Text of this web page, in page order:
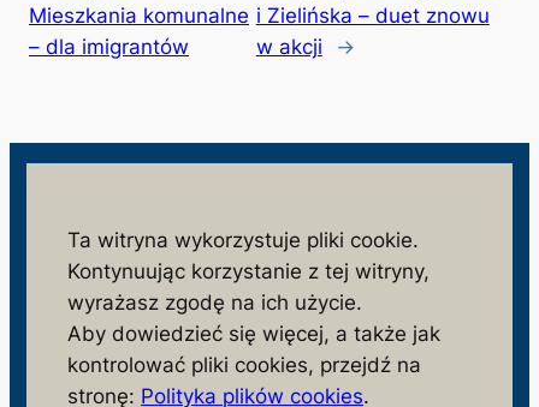
Mieszkania komunalne
– dla imigrantów
i Zielińska – duet znowu
w akcji
→
monitorujemy działania niezgodne z interesem
społeczeństwa i państwa polskiego
Ta witryna wykorzystuje pliki cookie.
Kontynuując korzystanie z tej witryny,
wyrażasz zgodę na ich użycie.
Aby dowiedzieć się więcej, a także jak
kontrolować pliki cookies, przejdź na
stronę: Polityka plików cookies.